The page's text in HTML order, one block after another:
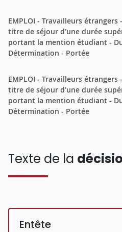
EMPLOI - Travailleurs
titre de séjour d'une durée
portant la mention étudiant -
Détermination - Portée
EMPLOI - Travailleurs
titre de séjour d'une durée
portant la mention étudiant -
Détermination - Portée
Texte de la
Entête